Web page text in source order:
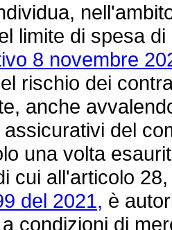
limite di spesa
8 novembre
rischio dei
anche
del
una volta
cui all'articolo
del 2021, è
condizioni di